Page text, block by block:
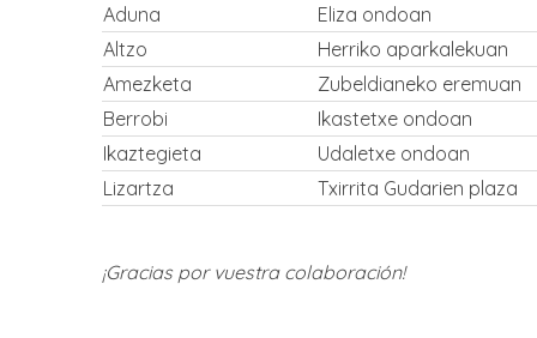
Aduna
Eliza ondoan
Altzo
Herriko aparkalekuan
Amezketa
Zubeldianeko eremuan
Berrobi
Ikastetxe ondoan
Ikaztegieta
Udaletxe ondoan
Lizartza
Txirrita Gudarien plaza
¡Gracias por vuestra colaboración!